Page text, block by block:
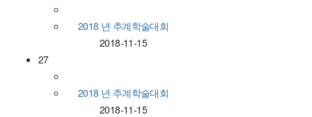
2018 년 추계학술대회
2018-11-15
27
2018 년 추계학술대회
2018-11-15